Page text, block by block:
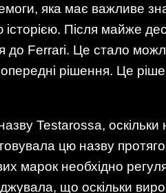
яка має важливе
історією. Після майже
до Ferrari. Це стало
рішення. Це
Testarossa, оскільки
цю назву
марок необхідно
що оскільки